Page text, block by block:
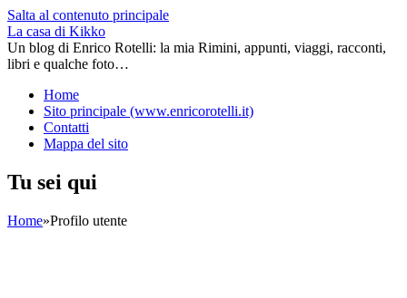
Salta al contenuto principale
La casa di Kikko
Un blog di Enrico Rotelli: la mia Rimini, appunti, viaggi, racconti,
libri e qualche foto…
Home
Sito principale (www.enricorotelli.it)
Contatti
Mappa del sito
Tu sei qui
Home»Profilo utente